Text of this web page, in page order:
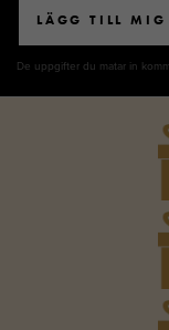
LÄGG TILL MIG
De uppgifter du matar in